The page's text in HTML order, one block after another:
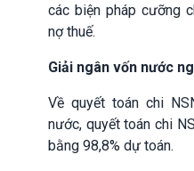
các biện pháp cưỡng
nợ thuế.
Giải ngân vốn nước
Về quyết toán chi
nước, quyết toán chi
bằng 98,8% dự toán.